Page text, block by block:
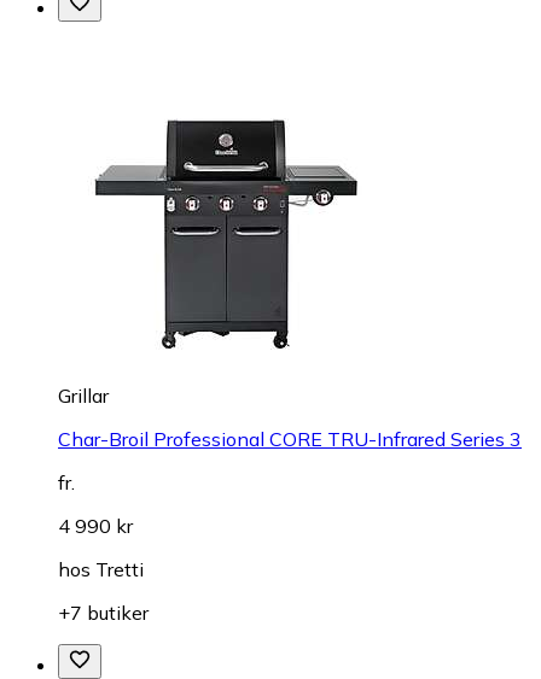
Grillar
Char-Broil Professional CORE TRU-Infrared Series 3
fr.
4 990 kr
hos Tretti
+7 butiker